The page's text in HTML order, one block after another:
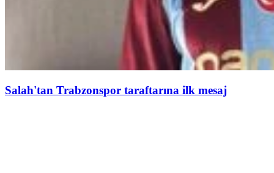
Salah'tan Trabzonspor taraftarına ilk mesaj